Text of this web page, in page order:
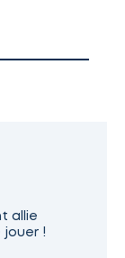
allie
jouer !